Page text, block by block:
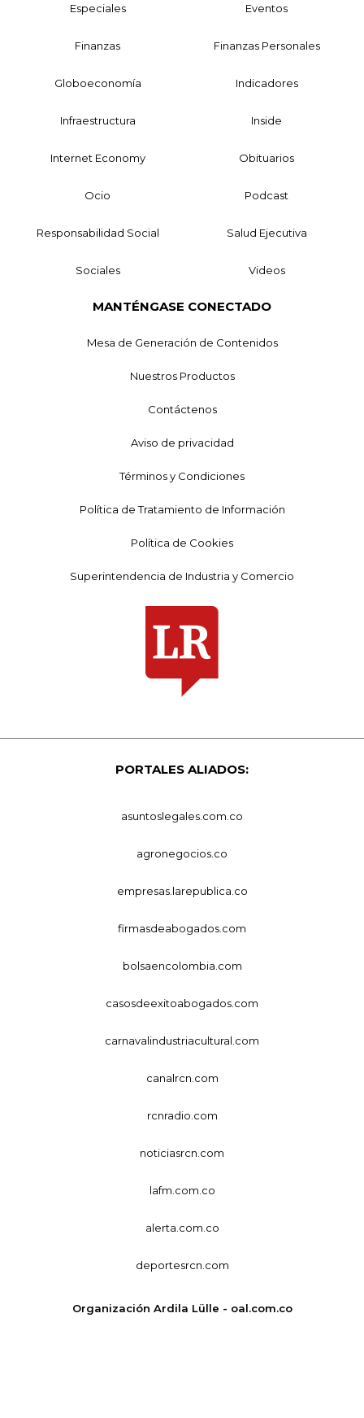
Especiales Eventos
Finanzas Finanzas Personales
Globoeconomía Indicadores
Infraestructura Inside
Internet Economy Obituarios
Ocio Podcast
Responsabilidad Social Salud Ejecutiva
Sociales Videos
MANTÉNGASE CONECTADO
Mesa de Generación de Contenidos
Nuestros Productos
Contáctenos
Aviso de privacidad
Términos y Condiciones
Política de Tratamiento de Información
Política de Cookies
Superintendencia de Industria y Comercio
PORTALES ALIADOS:
asuntoslegales.com.co
agronegocios.co
empresas.larepublica.co
firmasdeabogados.com
bolsaencolombia.com
casosdeexitoabogados.com
carnavalindustriacultural.com
canalrcn.com
rcnradio.com
noticiasrcn.com
lafm.com.co
alerta.com.co
deportesrcn.com
Organización Ardila Lülle - oal.com.co